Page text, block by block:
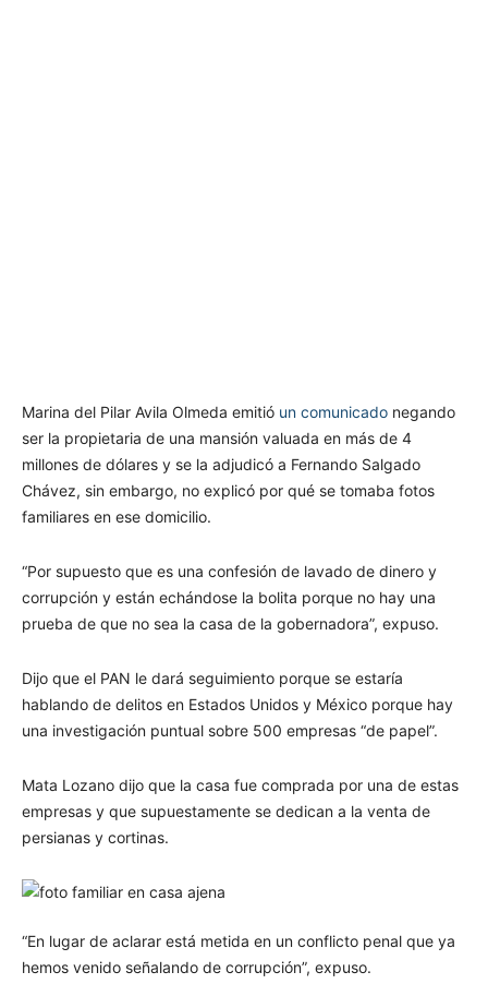
Marina del Pilar Avila Olmeda emitió un comunicado negando
ser la propietaria de una mansión valuada en más de 4
millones de dólares y se la adjudicó a Fernando Salgado
Chávez, sin embargo, no explicó por qué se tomaba fotos
familiares en ese domicilio.
“Por supuesto que es una confesión de lavado de dinero y
corrupción y están echándose la bolita porque no hay una
prueba de que no sea la casa de la gobernadora”, expuso.
Dijo que el PAN le dará seguimiento porque se estaría
hablando de delitos en Estados Unidos y México porque hay
una investigación puntual sobre 500 empresas “de papel”.
Mata Lozano dijo que la casa fue comprada por una de estas
empresas y que supuestamente se dedican a la venta de
persianas y cortinas.
“En lugar de aclarar está metida en un conflicto penal que ya
hemos venido señalando de corrupción”, expuso.